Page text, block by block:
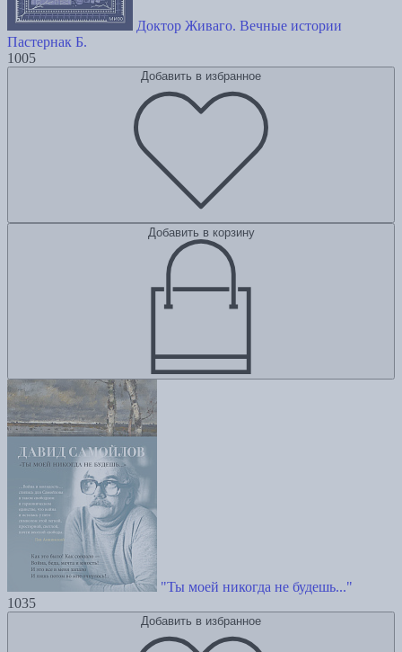
Доктор Живаго. Вечные истории
Пастернак Б.
1005
Добавить в избранное
Добавить в корзину
"Ты моей никогда не будешь..."
1035
Добавить в избранное